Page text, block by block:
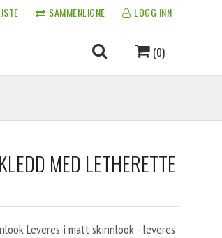
SAMMENLIGNE LOGG INN
(0)
MED LETHERETTE
Leveres i matt skinnlook - leveres